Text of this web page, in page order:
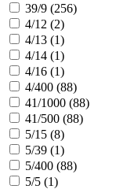
39/9 (256)
4/12 (2)
4/13 (1)
4/14 (1)
4/16 (1)
4/400 (88)
41/1000 (88)
41/500 (88)
5/15 (8)
5/39 (1)
5/400 (88)
5/5 (1)